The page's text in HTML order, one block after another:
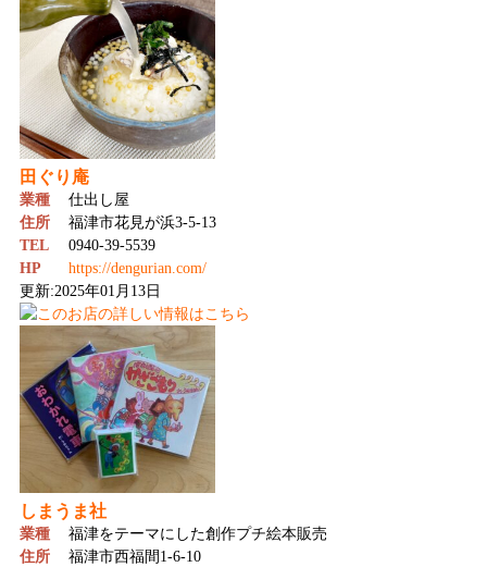
田ぐり庵
業種
仕出し屋
住所
福津市花見が浜3-5-13
TEL
0940-39-5539
HP
https://dengurian.com/
更新:2025年01月13日
しまうま社
業種
福津をテーマにした創作プチ絵本販売
住所
福津市西福間1-6-10